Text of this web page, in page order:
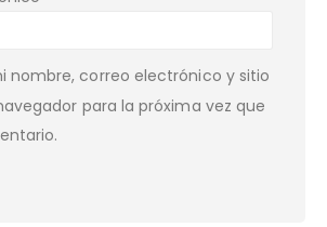
nombre, correo electrónico y sitio
para la próxima vez que